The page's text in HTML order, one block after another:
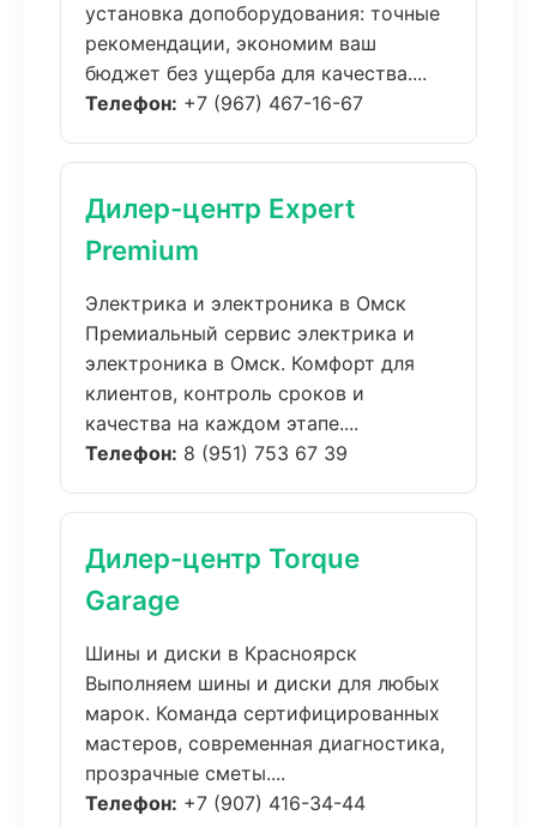
установка допоборудования: точные
рекомендации, экономим ваш
бюджет без ущерба для качества....
Телефон: +7 (967) 467-16-67
Дилер-центр Expert
Premium
Электрика и электроника в Омск
Премиальный сервис электрика и
электроника в Омск. Комфорт для
клиентов, контроль сроков и
качества на каждом этапе....
Телефон: 8 (951) 753 67 39
Дилер-центр Torque
Garage
Шины и диски в Красноярск
Выполняем шины и диски для любых
марок. Команда сертифицированных
мастеров, современная диагностика,
прозрачные сметы....
Телефон: +7 (907) 416-34-44